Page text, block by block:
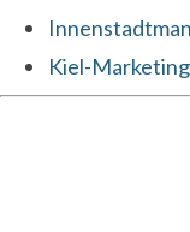
Kiel-Marketing